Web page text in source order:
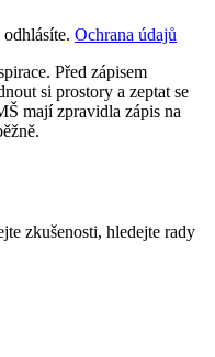
Ochrana údajů
Před zápisem
si prostory a zeptat se
mají zpravidla zápis na
zkušenosti, hledejte rady